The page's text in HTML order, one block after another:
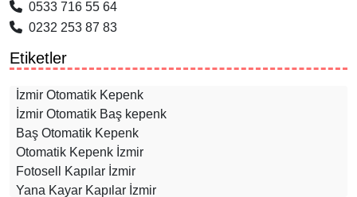
0533 716 55 64
0232 253 87 83
Etiketler
İzmir Otomatik Kepenk
İzmir Otomatik Baş kepenk
Baş Otomatik Kepenk
Otomatik Kepenk İzmir
Fotosell Kapılar İzmir
Yana Kayar Kapılar İzmir